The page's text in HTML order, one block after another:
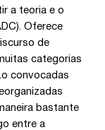
a teoria e o
Oferece
de
categorias
convocadas
bastante
entre a